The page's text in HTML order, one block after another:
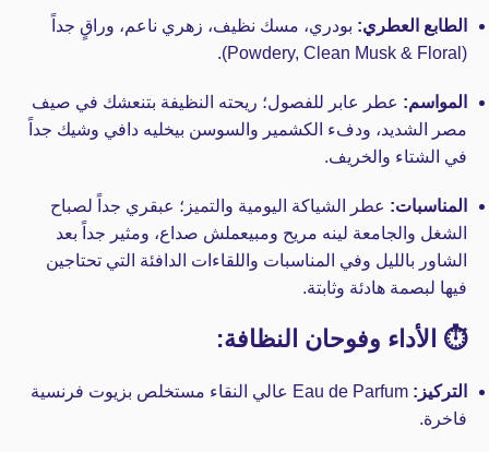
الطابع العطري: بودري، مسك نظيف، زهري ناعم، وراقٍ جداً
(Powdery, Clean Musk & Floral).
المواسم: عطر عابر للفصول؛ ريحته النظيفة بتنعشك في صيف
مصر الشديد، ودفء الكشمير والسوسن بيخليه دافي وشيك جداً
في الشتاء والخريف.
المناسبات: عطر الشياكة اليومية والتميز؛ عبقري جداً لصباح
الشغل والجامعة لينه مريح ومبيعملش صداع، ومثير جداً بعد
الشاور بالليل وفي المناسبات واللقاءات الدافئة التي تحتاجين
فيها لبصمة هادئة وثابتة.
⏱️ الأداء وفوحان النظافة:
التركيز:
Eau de Parfum عالي النقاء مستخلص بزيوت فرنسية
فاخرة.